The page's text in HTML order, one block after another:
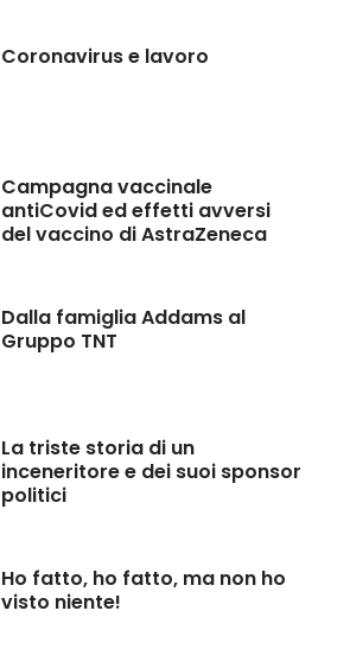
Coronavirus e lavoro
Campagna vaccinale
antiCovid ed effetti avversi
del vaccino di AstraZeneca
Dalla famiglia Addams al
Gruppo TNT
La triste storia di un
inceneritore e dei suoi sponsor
politici
Ho fatto, ho fatto, ma non ho
visto niente!